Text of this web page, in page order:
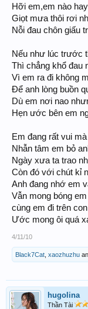
Hỡi em,em nào
Giọt mưa thôi rơi
Nỗi đau chôn giấu
Nếu như lúc trước
Thì chẳng khổ đau
Vì em ra đi không
Để anh lòng buồn
Dù em nơi nao
Hẹn ước bên em
Em đang rất vui
Nhẫn tâm em bỏ
Ngày xưa ta trao
Còn đó với chút kỉ
Anh đang nhớ em
Vẫn mong bóng
cùng em đi trên
Ước mong ôi quá
4/11/10
Black7Cat xaozhuzhu
hugolina
Thần Tài